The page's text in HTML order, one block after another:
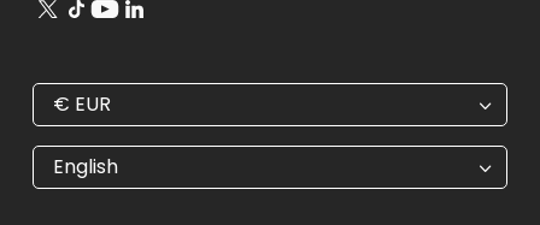
€ EUR
€ EUR
$ USD
₺ TRY
English